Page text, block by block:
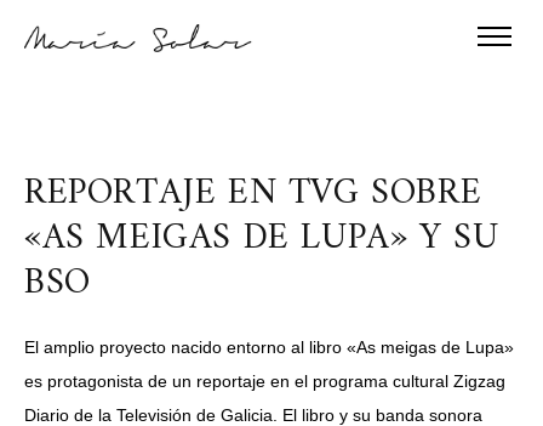
REPORTAJE EN TVG SOBRE
«AS MEIGAS DE LUPA» Y SU
BSO
El amplio proyecto nacido entorno al libro «As meigas de Lupa»
es protagonista de un reportaje en el programa cultural Zigzag
Diario de la Televisión de Galicia. El libro y su banda sonora